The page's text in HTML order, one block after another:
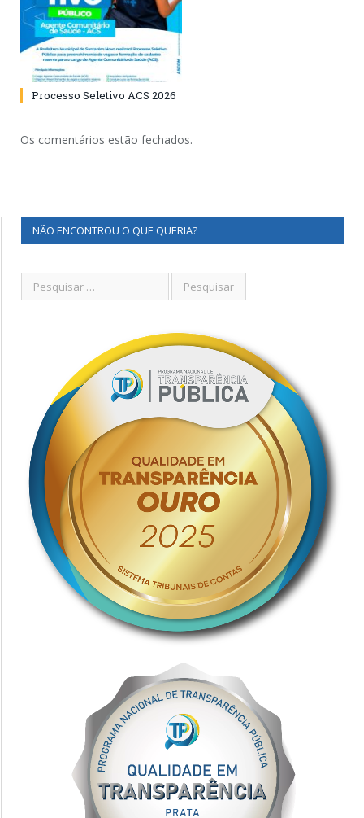
Processo Seletivo ACS 2026
Os comentários estão fechados.
NÃO ENCONTROU O QUE QUERIA?